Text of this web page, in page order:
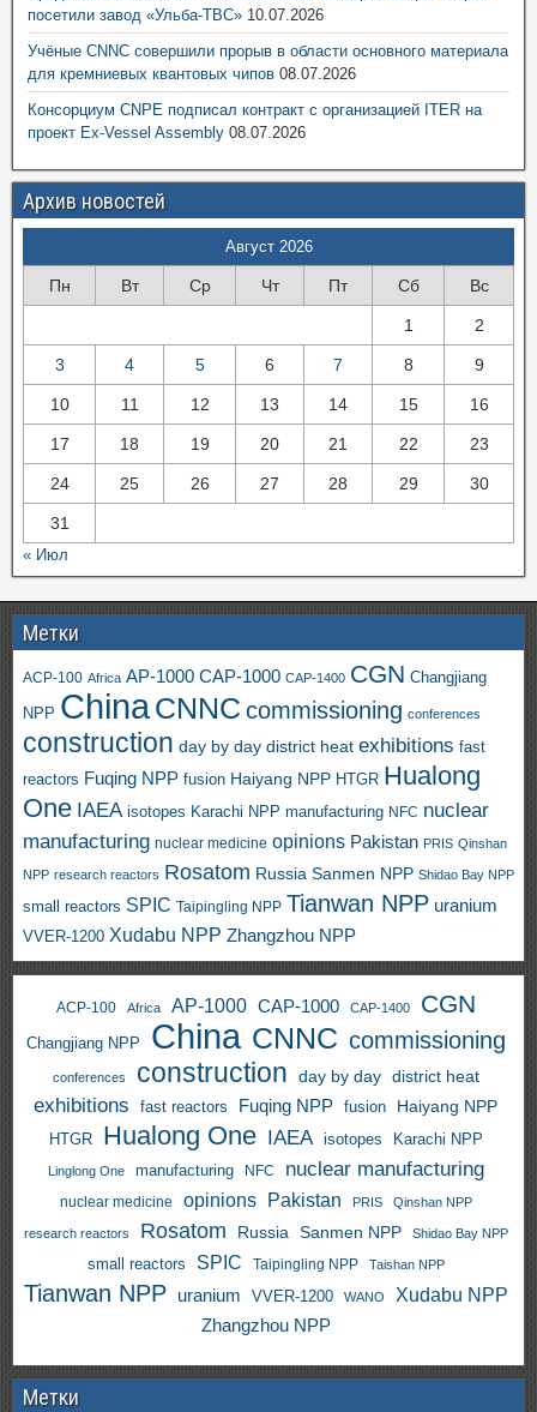
посетили завод «Ульба-ТВС» 10.07.2026
Учёные CNNC совершили прорыв в области основного материала
для кремниевых квантовых чипов 08.07.2026
Консорциум CNPE подписал контракт с организацией ITER на
проект Ex-Vessel Assembly 08.07.2026
Архив новостей
Август 2026
Пн Вт Ср Чт Пт Сб Вс
1 2
3 4 5 6 7 8 9
10 11 12 13 14 15 16
17 18 19 20 21 22 23
24 25 26 27 28 29 30
31
« Июл
Метки
ACP-100 Africa AP-1000 CAP-1000 CAP-1400 CGN Changjiang
NPP ChinaCNNC commissioning conferences
construction day by day district heat exhibitions fast
reactors Fuqing NPP fusion Haiyang NPP HTGR Hualong
One IAEA isotopes Karachi NPP manufacturing NFC nuclear
manufacturing nuclear medicine opinions Pakistan PRIS Qinshan
NPP research reactors Rosatom Russia Sanmen NPP Shidao Bay NPP
small reactors SPIC Taipingling NPP Tianwan NPP uranium
VVER-1200 Xudabu NPP Zhangzhou NPP
ACP-100 Africa AP-1000 CAP-1000 CAP-1400 CGN
Changjiang NPP China CNNC commissioning
conferences construction day by day district heat
exhibitions fast reactors Fuqing NPP fusion Haiyang NPP
HTGR Hualong One IAEA isotopes Karachi NPP
Linglong One manufacturing NFC nuclear manufacturing
nuclear medicine opinions Pakistan PRIS Qinshan NPP
research reactors Rosatom Russia Sanmen NPP Shidao Bay NPP
small reactors SPIC Taipingling NPP Taishan NPP
Tianwan NPP uranium VVER-1200 WANO
Xudabu NPP
Zhangzhou NPP
Метки